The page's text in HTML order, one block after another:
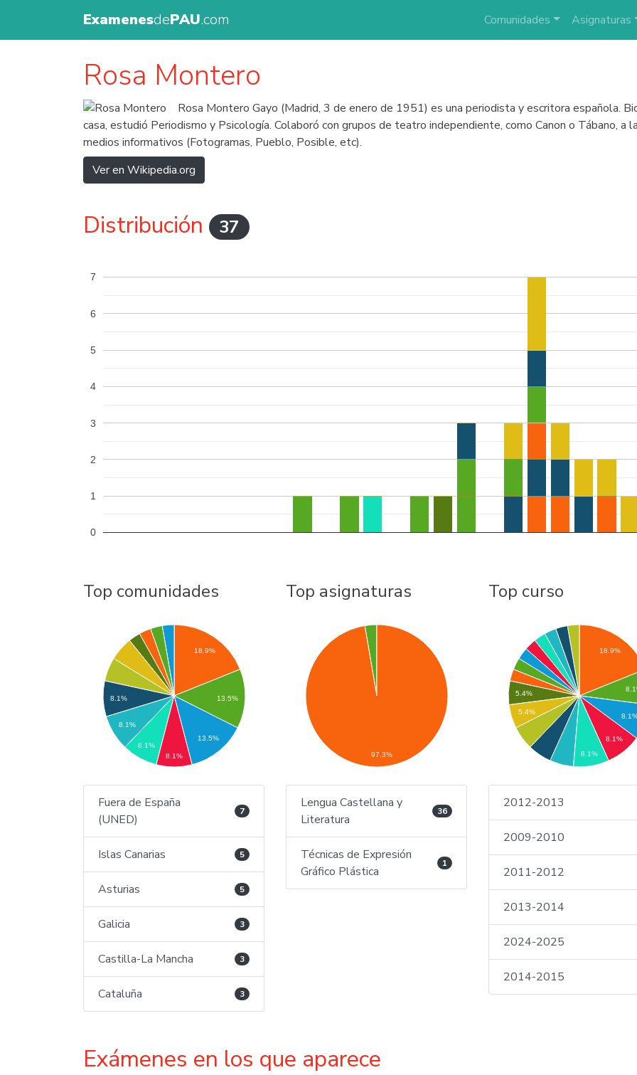
ExamenesdePAU.com Comunidades Asignaturas
Rosa Montero
Rosa Montero Gayo (Madrid, 3 de enero de 1951) es una periodista y escritora española.
casa, estudió Periodismo y Psicología. Colaboró con grupos de teatro independiente, como Canon o Tábano, a
medios informativos (Fotogramas, Pueblo, Posible, etc).
Ver en Wikipedia.org
Distribución 37
0
1
2
3
4
5
6
7
Top comunidades
18.9%
13.5%
13.5%
8.1%
8.1%
8.1%
8.1%
Fuera de España
(UNED)
7
Islas Canarias 5
Asturias 5
Galicia 3
Castilla-La Mancha 3
Cataluña 3
Top asignaturas
97.3%
Lengua Castellana y
Literatura
36
Técnicas de Expresión
Gráfico Plástica
1
Top curso
18.9%
8.1%
5.4%
5.4%
8.1%
2012-2013
2009-2010
2011-2012
2013-2014
2024-2025
2014-2015
Exámenes en los que aparece